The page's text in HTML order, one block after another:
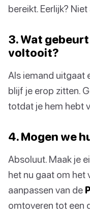
bereikt. Eerlijk?
3. Wat
voltooit?
Als iemand uitgaat
blijf je erop zitten.
totdat je hem hebt
4. Mogen we
Absoluut. Maak je
het nu gaat om het
aanpassen van de
omtoveren tot een